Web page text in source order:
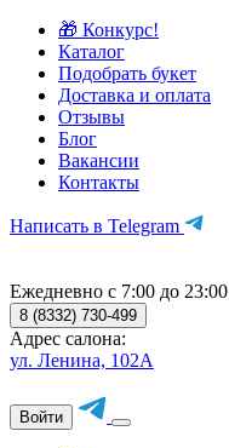
🎁 Конкурс!
Каталог
Подобрать букет
Доставка и оплата
Отзывы
Блог
Вакансии
Контакты
Написать в Telegram
Ежедневно с 7:00 до 23:00
8 (8332) 730-499
Адрес салона:
ул. Ленина, 102А
Войти